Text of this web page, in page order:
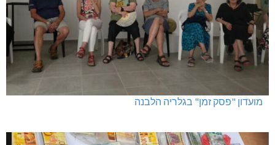
מועדון "פסק זמן" בגלריה הלבנה